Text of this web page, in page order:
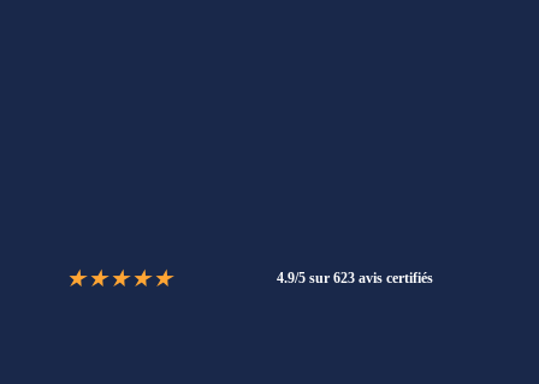
★★★★★ 4.9/5 sur 623 avis certifiés